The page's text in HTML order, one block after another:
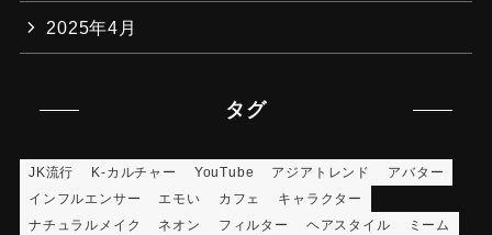
2025年4月
タグ
JK流行 K-カルチャー YouTube アジアトレンド
アバター
インフルエンサー
エモい カフェ
キャラクター
ナチュラルメイク
ネオン フィルター ヘアスタイル
ミーム